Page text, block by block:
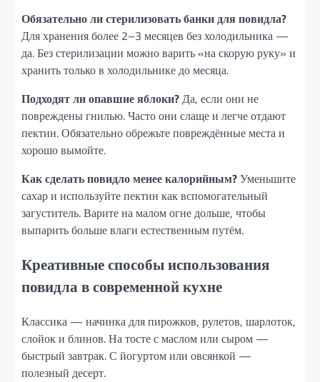
Обязательно ли стерилизовать банки для повидла?
Для хранения более 2–3 месяцев без холодильника —
да. Без стерилизации можно варить «на скорую руку» и
хранить только в холодильнике до месяца.
Подходят ли опавшие яблоки?Да, если они не
повреждены гнилью. Часто они слаще и легче отдают
пектин. Обязательно обрежьте повреждённые места и
хорошо вымойте.
Как сделать повидло менее калорийным?Уменьшите
сахар и используйте пектин как вспомогательный
загуститель. Варите на малом огне дольше, чтобы
выпарить больше влаги естественным путём.
Креативные способы использования
повидла в современной кухне
Классика — начинка для пирожков, рулетов, шарлоток,
слойок и блинов. На тосте с маслом или сыром —
быстрый завтрак. С йогуртом или овсянкой —
полезный десерт.